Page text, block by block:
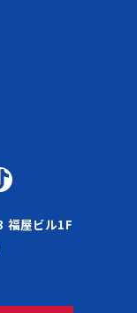
福屋ビル1F